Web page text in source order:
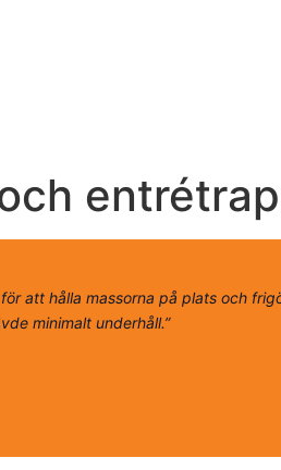
att hålla massorna på plats och
minimalt underhåll.”